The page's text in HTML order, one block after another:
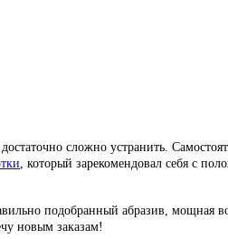
сложно устранить.
, который зарекомендовал себя с
подобранный абразив, мощная
новым заказам!